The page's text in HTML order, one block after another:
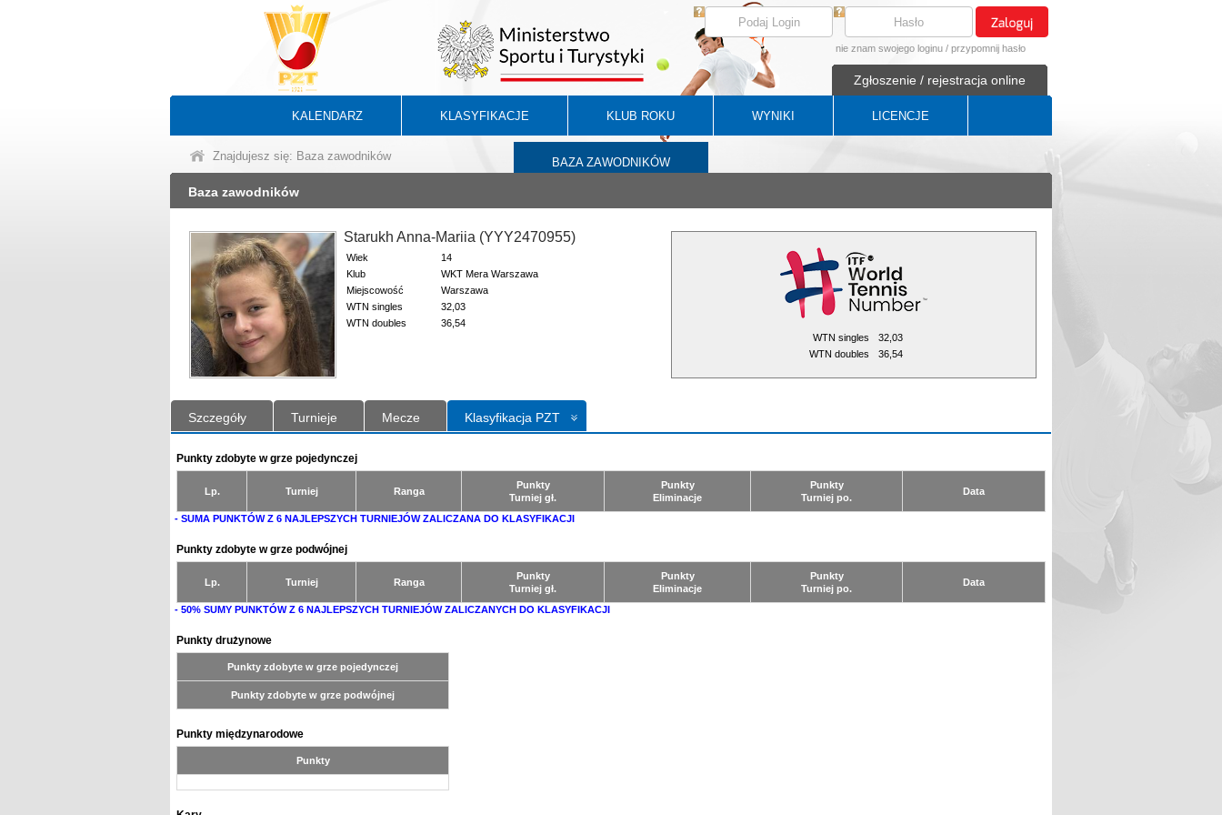
nie znam swojego loginu / przypomnij hasło
Zgłoszenie / rejestracja online
KALENDARZ KLASYFIKACJE KLUB ROKU WYNIKI LICENCJE
BAZA ZAWODNIKÓW
Znajdujesz się: Baza zawodników
Baza zawodników
Starukh Anna-Mariia (YYY2470955)
Wiek
14
Klub
WKT Mera Warszawa
Miejscowość
Warszawa
WTN singles
32,03
WTN doubles
36,54
WTN singles
32,03
WTN doubles
36,54
Szczegóły Turnieje Mecze Klasyfikacja PZT
Punkty zdobyte w grze pojedynczej
Lp. Turniej Ranga
Punkty
Turniej gł.
Punkty
Eliminacje
Punkty
Turniej po.
Data
- SUMA PUNKTÓW Z 6 NAJLEPSZYCH TURNIEJÓW ZALICZANA DO KLASYFIKACJI
Punkty zdobyte w grze podwójnej
Lp. Turniej Ranga
Punkty
Turniej gł.
Punkty
Eliminacje
Punkty
Turniej po.
Data
- 50% SUMY PUNKTÓW Z 6 NAJLEPSZYCH TURNIEJÓW ZALICZANYCH DO KLASYFIKACJI
Punkty drużynowe
Punkty zdobyte w grze pojedynczej
Punkty zdobyte w grze podwójnej
Punkty międzynarodowe
Punkty